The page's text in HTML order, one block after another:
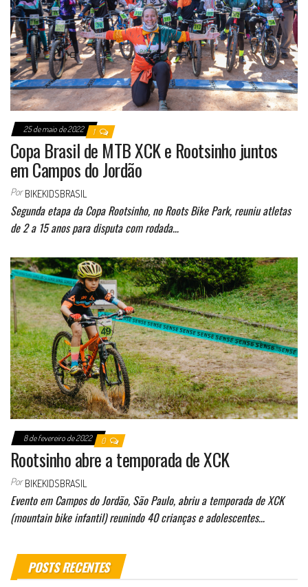
25 de maio de 2022 1
Copa Brasil de MTB XCK e Rootsinho juntos
em Campos do Jordão
Por BIKEKIDSBRASIL
Segunda etapa da Copa Rootsinho, no Roots Bike Park, reuniu atletas
de 2 a 15 anos para disputa com rodada…
8 de fevereiro de 2022 0
Rootsinho abre a temporada de XCK
Por BIKEKIDSBRASIL
Evento em Campos do Jordão, São Paulo, abriu a temporada de XCK
(mountain bike infantil) reunindo 40 crianças e adolescentes…
POSTS RECENTES